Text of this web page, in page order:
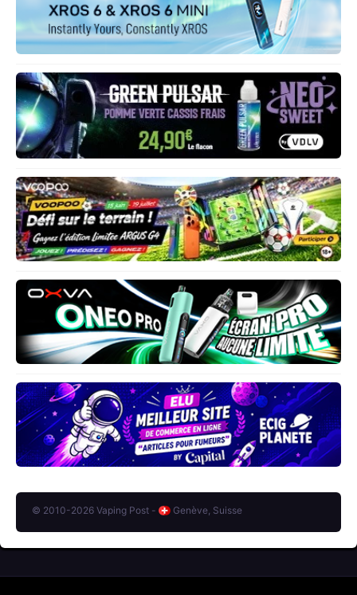
© 2010-2026 Vaping Post - Genève, Suisse